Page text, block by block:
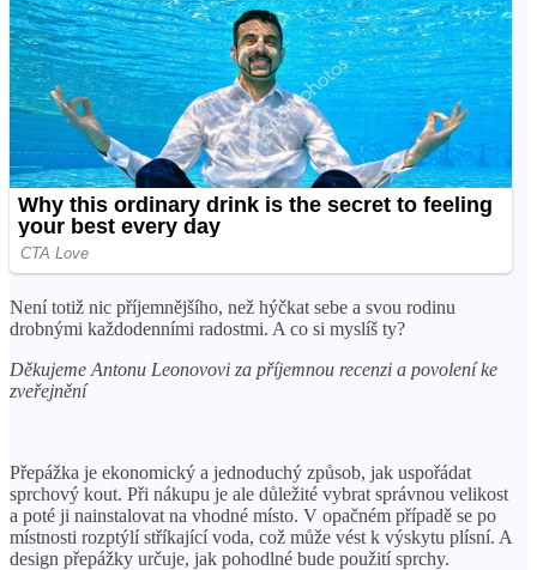
Není totiž nic příjemnějšího, než hýčkat sebe a svou rodinu
drobnými každodenními radostmi. A co si myslíš ty?
Děkujeme Antonu Leonovovi za příjemnou recenzi a povolení ke
zveřejnění
Přepážka je ekonomický a jednoduchý způsob, jak uspořádat
sprchový kout. Při nákupu je ale důležité vybrat správnou velikost
a poté ji nainstalovat na vhodné místo. V opačném případě se po
místnosti rozptýlí stříkající voda, což může vést k výskytu plísní. A
design přepážky určuje, jak pohodlné bude použití sprchy.